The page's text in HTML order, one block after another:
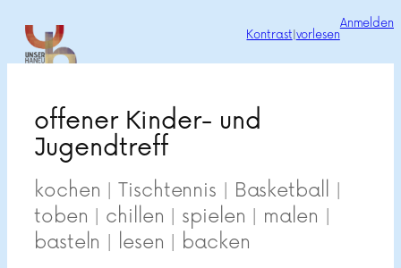
Zum
Inhalt
springen
Kontrast vorlesen
Anmelden
offener Kinder- und
Jugendtreff
kochen | Tischtennis | Basketball |
toben | chillen | spielen | malen |
basteln | lesen | backen